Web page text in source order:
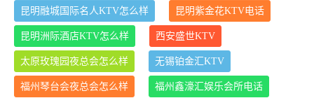
昆明融城国际名人KTV怎么样 昆明紫金花KTV电话
昆明洲际酒店KTV怎么样 西安盛世KTV
太原玫瑰园夜总会怎么样 无锡铂金汇KTV
福州琴台会夜总会怎么样 福州鑫濠汇娱乐会所电话